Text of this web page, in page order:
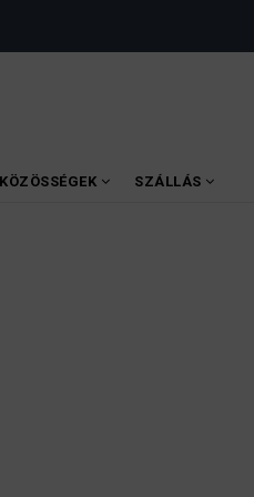
KÖZÖSSÉGEK SZÁLLÁS